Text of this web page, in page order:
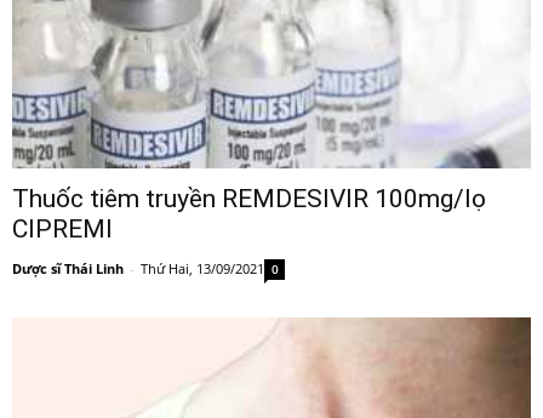
Thuốc tiêm truyền REMDESIVIR 100mg/lọ
CIPREMI
Dược sĩ Thái Linh - Thứ Hai, 13/09/2021 0